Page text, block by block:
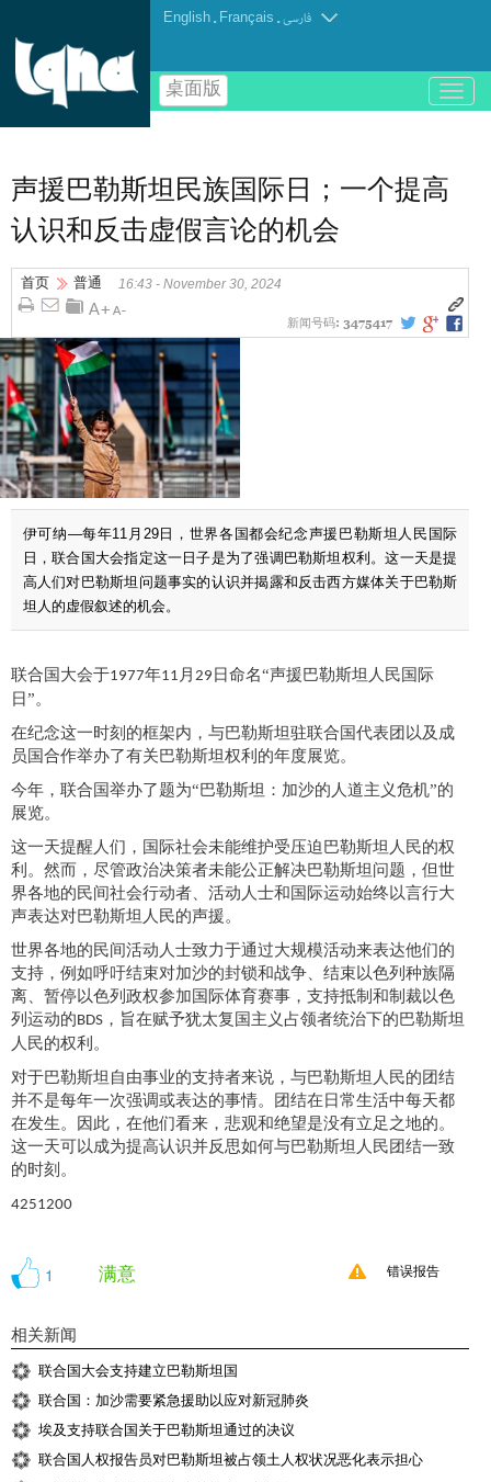
English . Français .فارسی
桌面版
باز
و
声援巴勒斯坦民族国际日；一个提高
认识和反击虚假言论的机会
首页 普通 16:43 - November 30, 2024
新闻号码: 3475417
伊可纳—每年11月29日，世界各国都会纪念声援巴勒斯坦人民国际
日，联合国大会指定这一日子是为了强调巴勒斯坦权利。这一天是提
高人们对巴勒斯坦问题事实的认识并揭露和反击西方媒体关于巴勒斯
坦人的虚假叙述的机会。
联合国大会于1977年11 月 29 日命名“声援巴勒斯坦人民国际
日”。
在纪念这一时刻的框架内，与巴勒斯坦驻联合国代表团以及成
员国合作举办了有关巴勒斯坦权利的年度展览。
今年，联合国举办了题为“巴勒斯坦：加沙的人道主义危机”的
展览。
这一天提醒人们，国际社会未能维护受压迫巴勒斯坦人民的权
利。然而，尽管政治决策者未能公正解决巴勒斯坦问题，但世
界各地的民间社会行动者、活动人士和国际运动始终以言行大
声表达对巴勒斯坦人民的声援。
世界各地的民间活动人士致力于通过大规模活动来表达他们的
支持，例如呼吁结束对加沙的封锁和战争、结束以色列种族隔
离、暂停以色列政权参加国际体育赛事，支持抵制和制裁以色
列运动的BDS ，旨在赋予犹太复国主义占领者统治下的巴勒斯坦
人民的权利。
对于巴勒斯坦自由事业的支持者来说，与巴勒斯坦人民的团结
并不是每年一次强调或表达的事情。团结在日常生活中每天都
在发生。因此，在他们看来，悲观和绝望是没有立足之地的。
这一天可以成为提高认识并反思如何与巴勒斯坦人民团结一致
的时刻。
4251200
1 满意 错误报告
相关新闻
联合国大会支持建立巴勒斯坦国
联合国：加沙需要紧急援助以应对新冠肺炎
埃及支持联合国关于巴勒斯坦通过的决议
联合国人权报告员对巴勒斯坦被占领土人权状况恶化表示担心